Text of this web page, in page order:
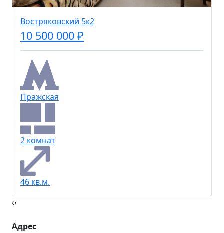
Востряковский 5к2
10 500 000 ₽
Пражская
2 комнат
46 кв.м.
‹›
Адрес